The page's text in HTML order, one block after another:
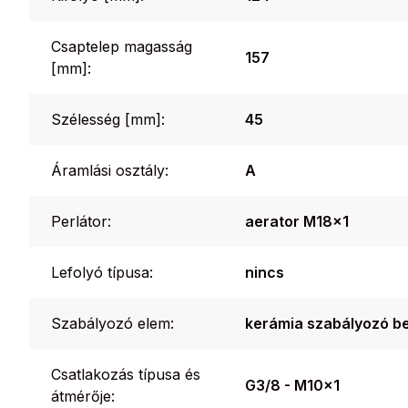
Csaptelep magasság
[mm]:
157
Szélesség [mm]: 45
Áramlási osztály: A
Perlátor: aerator M18x1
Lefolyó típusa: nincs
Szabályozó elem: kerámia szabályozó
Csatlakozás típusa és
átmérője:
G3/8 - M10x1